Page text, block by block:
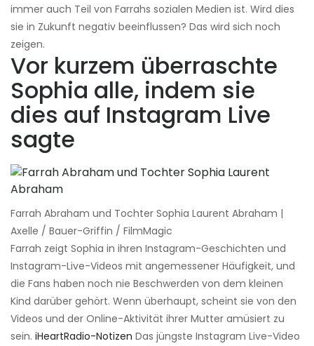
immer auch Teil von Farrahs sozialen Medien ist. Wird dies
sie in Zukunft negativ beeinflussen? Das wird sich noch
zeigen.
Vor kurzem überraschte
Sophia alle, indem sie
dies auf Instagram Live
sagte
Farrah Abraham und Tochter Sophia Laurent Abraham |
Axelle / Bauer-Griffin / FilmMagic
Farrah zeigt Sophia in ihren Instagram-Geschichten und
Instagram-Live-Videos mit angemessener Häufigkeit, und
die Fans haben noch nie Beschwerden von dem kleinen
Kind darüber gehört. Wenn überhaupt, scheint sie von den
Videos und der Online-Aktivität ihrer Mutter amüsiert zu
sein. iHeartRadio-Notizen Das jüngste Instagram Live-Video